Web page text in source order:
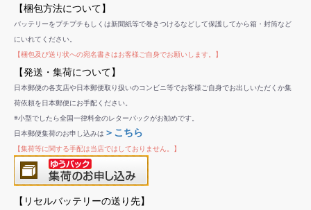
【梱包方法について】
バッテリーをプチプチもしくは新聞紙等で巻きつけるなどして保護してから箱・封筒など
にいれてください。
【梱包及び送り状への宛名書きはお客様ご自身でお願いします。】
【発送・集荷について】
日本郵便の各支店や日本郵便取り扱いのコンビニ等でお客様ご自身でお出しいただくか集
荷依頼を日本郵便にお手配ください。
※小型でしたら全国一律料金のレターパックがお勧めです。
日本郵便集荷のお申し込みは ＞こちら
【集荷等に関する手配は当店ではしておりません。】
【リセルバッテリーの送り先】